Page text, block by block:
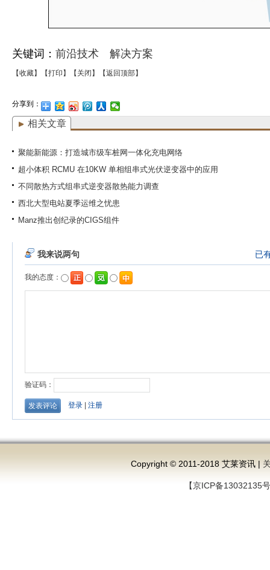
关键词： 前沿技术 解决方案
【收藏】 【打印】 【关闭】 【返回顶部】
分享到：
相关文章
聚能新能源：打造城市级车桩网一体化充电网络
超小体积 RCMU 在10KW 单相组串式光伏逆变器中的应用
不同散热方式组串式逆变器散热能力调查
西北大型电站夏季运维之忧患
Manz推出创纪录的CIGS组件
Copyright © 2011-2018 艾莱资讯 |
【京ICP备13032135